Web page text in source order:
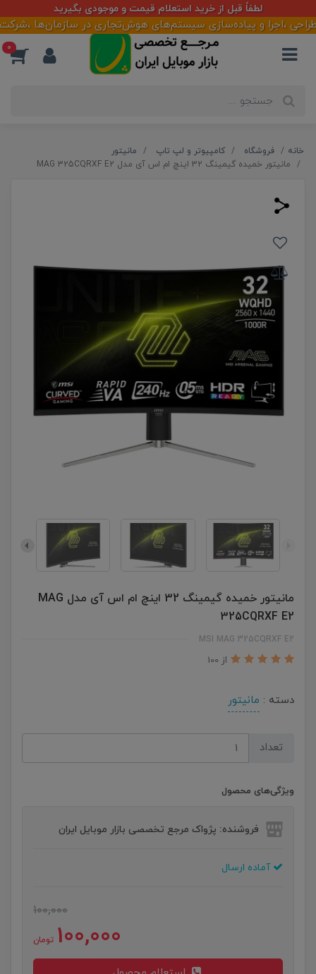
لطفاً قبل از خرید استعلام قیمت و موجودی بگیرید
و پیاده‌سازی سیستم‌های هوش‌تجاری در سازمان‌ها ،شرکت‌ها
0
خانه فروشگاه کامپیوتر و لپ تاپ
مانیتور
مانیتور خمیده گیمینگ 32 اینچ ام اس آی مدل MAG 325CQRXF E2
مانیتور خمیده گیمینگ 32 اینچ ام اس آی مدل MAG
325CQRXF E2
MSI MAG 325CQRXF E2
از 100
دسته : مانیتور
تعداد
ویژگی‌های محصول
فروشنده: پژواک مرجع تخصصی بازار موبایل ایران
آماده ارسال
100,000
100,000 تومان